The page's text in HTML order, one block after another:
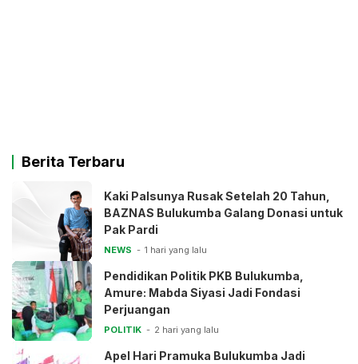
Berita Terbaru
Kaki Palsunya Rusak Setelah 20 Tahun,
BAZNAS Bulukumba Galang Donasi untuk
Pak Pardi
NEWS 1 hari yang lalu
Pendidikan Politik PKB Bulukumba,
Amure: Mabda Siyasi Jadi Fondasi
Perjuangan
POLITIK 2 hari yang lalu
Apel Hari Pramuka Bulukumba Jadi